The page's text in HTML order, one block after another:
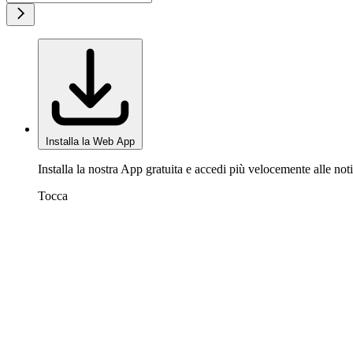
Installa la Web App
Installa la nostra App gratuita e accedi più velocemente alle
Tocca